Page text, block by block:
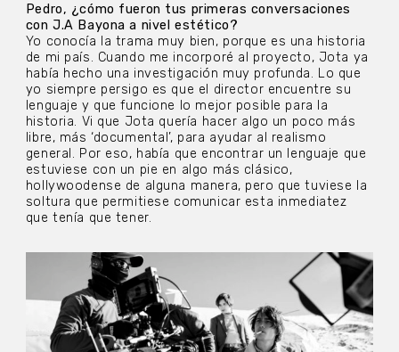
Pedro, ¿cómo fueron tus primeras conversaciones
con J.A Bayona a nivel estético?
Yo conocía la trama muy bien, porque es una historia
de mi país. Cuando me incorporé al proyecto, Jota ya
había hecho una investigación muy profunda. Lo que
yo siempre persigo es que el director encuentre su
lenguaje y que funcione lo mejor posible para la
historia. Vi que Jota quería hacer algo un poco más
libre, más ‘documental’, para ayudar al realismo
general. Por eso, había que encontrar un lenguaje que
estuviese con un pie en algo más clásico,
hollywoodense de alguna manera, pero que tuviese la
soltura que permitiese comunicar esta inmediatez
que tenía que tener.